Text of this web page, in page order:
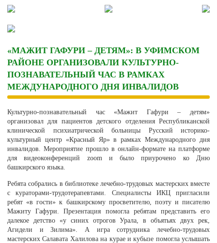
Skip
content
«МАЖИТ ГАФУРИ – ДЕТЯМ»: В УФИМСКОМ
РАЙОНЕ ОРГАНИЗОВАЛИ КУЛЬТУРНО-
ПОЗНАВАТЕЛЬНЫЙ ЧАС В РАМКАХ
МЕЖДУНАРОДНОГО ДНЯ ИНВАЛИДОВ
Культурно-познавательный час «Мажит Гафури – детям»
организовал для пациентов детского отделения Республиканской
клинической психиатрической больницы Русский историко-
культурный центр «Красный Яр» в рамках Международного дня
инвалидов. Мероприятие прошло в онлайн-формате на платформе
для видеоконференций zoom и было приурочено ко Дню
башкирского языка.
Ребята собрались в библиотеке лечебно-трудовых мастерских вместе
с кураторами-трудотерапевтами. Специалисты ИКЦ пригласили
ребят «в гости» к башкирскому просветителю, поэту и писателю
Мажиту Гафури. Презентация помогла ребятам представить его
далекое детство «у синих отрогов Урала, в объятьях двух рек,
Агидели и Зилима». А игра сотрудника лечебно-трудовых
мастерских Салавата Халилова на курае и кубызе помогла услышать